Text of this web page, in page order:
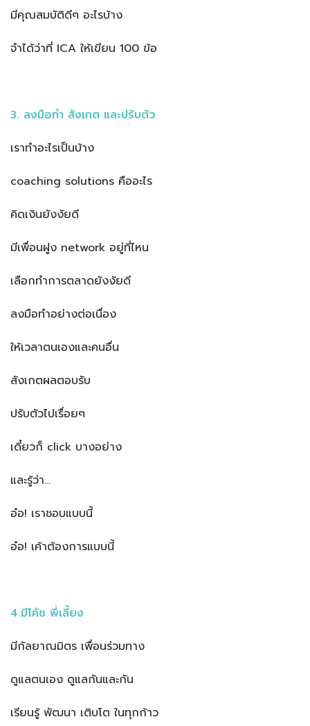
มีคุณสมบัติดีๆ อะไรบ้าง
จำได้ว่าที่ ICA ให้เขียน 100 ข้อ
3. ลงมือทำ สังเกต และปรับตัว
เราทำอะไรเป็นบ้าง
coaching solutions คืออะไร
คิดเงินยังงัยดี
มีเพื่อนฝูง network อยู่ที่ไหน
เลือกทำการตลาดยังงัยดี
ลงมือทำอย่างต่อเนื่อง
ให้เวลาตนเองและคนอื่น
สังเกตผลตอบรับ
ปรับตัวไปเรื่อยๆ
เดี๋ยวก็ click บางอย่าง
และรู้ว่า…
อ๋อ! เราชอบแบบนี้
อ๋อ! เค้าต้องการแบบนี้
4.มีโค้ช พี่เลี้ยง
มีกัลยาณมิตร เพื่อนร่วมทาง
ดูแลตนเอง ดูแลกันและกัน
เรียนรู้ พัฒนา เติบโต ในทุกก้าว